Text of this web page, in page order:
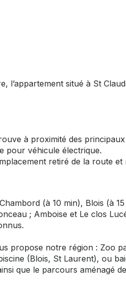
situé à St
à proximité des
pour véhicule électrique.
retiré de la route
(à 10 min), Blois (à
; Amboise et Le clos
propose notre région : Zoo
(Blois, St Laurent), ou
que le parcours aménagé